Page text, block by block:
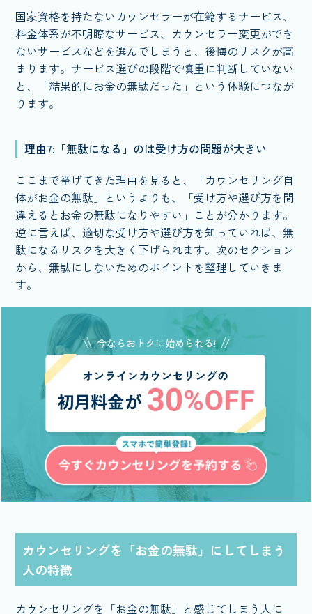
国家資格を持たないカウンセラーが在籍するサービス、
料金体系が不明瞭なサービス、カウンセラー変更ができ
ないサービスなどを選んでしまうと、後悔のリスクが高
まります。サービス選びの段階で慎重に判断していない
と、「結果的にお金の無駄だった」という体験につなが
ります。
理由7:「無駄になる」のは受け方の問題が大きい
ここまで挙げてきた理由を見ると、「カウンセリング自
体がお金の無駄」というよりも、「受け方や選び方を間
違えるとお金の無駄になりやすい」ことが分かります。
逆に言えば、適切な受け方や選び方を知っていれば、無
駄になるリスクを大きく下げられます。次のセクション
から、無駄にしないためのポイントを整理していきま
す。
今ならおトクに始められる!
カウンセリングを「お金の無駄」にしてしまう
人の特徴
カウンセリングを「お金の無駄」と感じてしまう人に